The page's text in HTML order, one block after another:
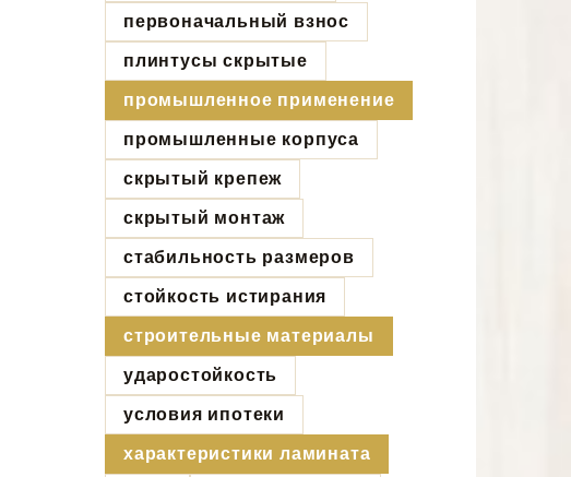
первоначальный взнос
плинтусы скрытые
промышленное применение
промышленные корпуса
скрытый крепеж
скрытый монтаж
стабильность размеров
стойкость истирания
строительные материалы
ударостойкость
условия ипотеки
характеристики ламината